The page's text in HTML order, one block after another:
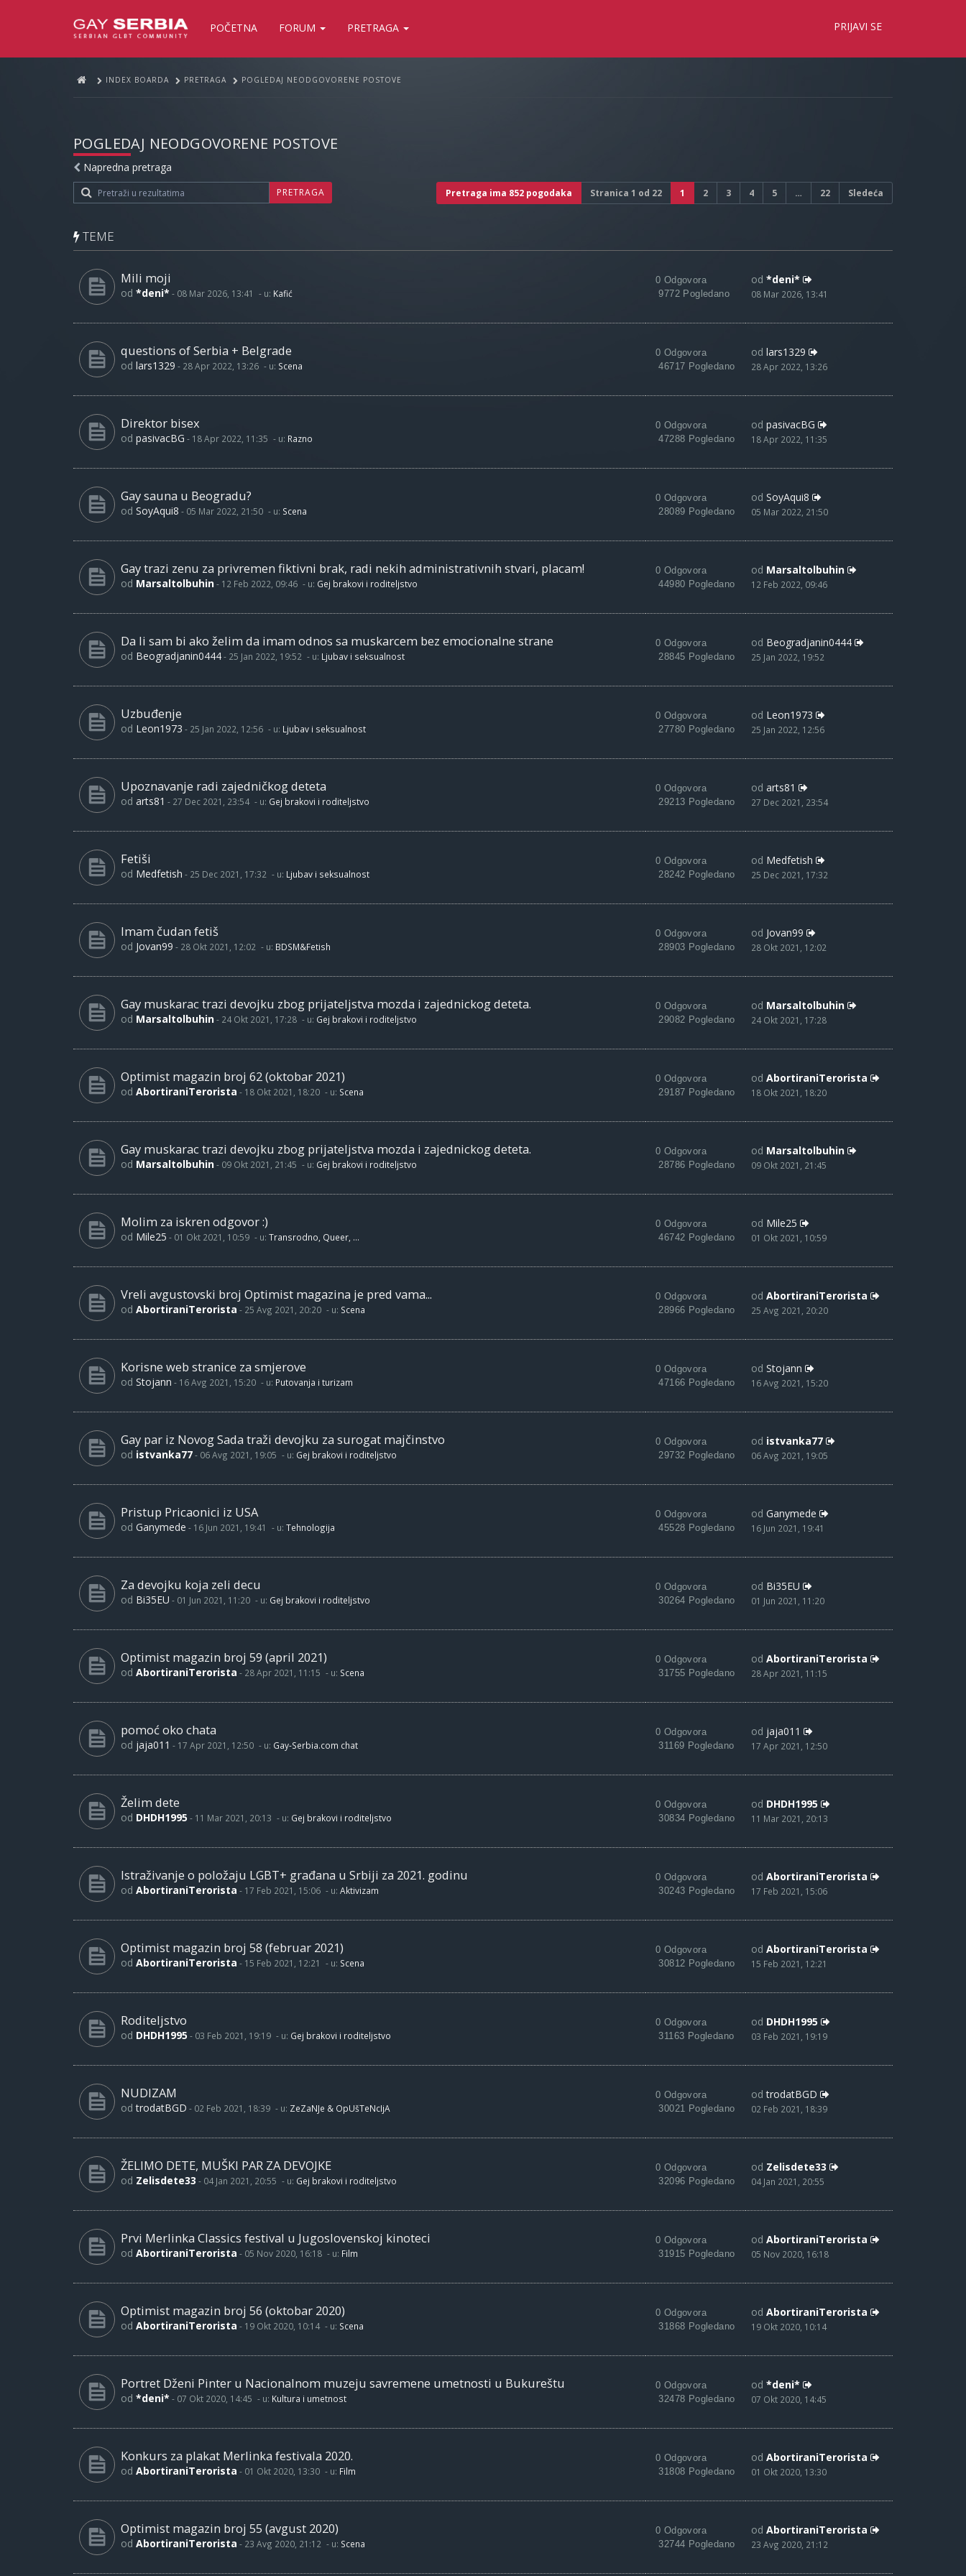
POČETNA FORUM PRETRAGA PRIJAVI SE
INDEX BOARDA PRETRAGA POGLEDAJ NEODGOVORENE POSTOVE
POGLEDAJ NEODGOVORENE POSTOVE
Napredna pretraga
PRETRAGA Pretraga ima 852 pogodaka Stranica 1 od 22 1 2 3 4 5 … 22 Sledeća
TEME
Mili moji
od *deni* - 08 Mar 2026, 13:41 - u: Kafić
0 Odgovora
9772 Pogledano
od *deni*
08 Mar 2026, 13:41
questions of Serbia + Belgrade
od lars1329 - 28 Apr 2022, 13:26 - u: Scena
0 Odgovora
46717 Pogledano
od lars1329
28 Apr 2022, 13:26
Direktor bisex
od pasivacBG - 18 Apr 2022, 11:35 - u: Razno
0 Odgovora
47288 Pogledano
od pasivacBG
18 Apr 2022, 11:35
Gay sauna u Beogradu?
od SoyAqui8 - 05 Mar 2022, 21:50 - u: Scena
0 Odgovora
28089 Pogledano
od SoyAqui8
05 Mar 2022, 21:50
Gay trazi zenu za privremen fiktivni brak, radi nekih administrativnih stvari, placam!
od Marsaltolbuhin- 12 Feb 2022, 09:46 - u: Gej brakovi i roditeljstvo
0 Odgovora
44980 Pogledano
od Marsaltolbuhin
12 Feb 2022, 09:46
Da li sam bi ako želim da imam odnos sa muskarcem bez emocionalne strane
od Beogradjanin0444- 25 Jan 2022, 19:52 - u: Ljubav i seksualnost
0 Odgovora
28845 Pogledano
od Beogradjanin0444
25 Jan 2022, 19:52
Uzbuđenje
od Leon1973 - 25 Jan 2022, 12:56 - u: Ljubav i seksualnost
0 Odgovora
27780 Pogledano
od Leon1973
25 Jan 2022, 12:56
Upoznavanje radi zajedničkog deteta
od arts81 - 27 Dec 2021, 23:54 - u: Gej brakovi i roditeljstvo
0 Odgovora
29213 Pogledano
od arts81
27 Dec 2021, 23:54
Fetiši
od Medfetish - 25 Dec 2021, 17:32 - u: Ljubav i seksualnost
0 Odgovora
28242 Pogledano
od Medfetish
25 Dec 2021, 17:32
Imam čudan fetiš
od Jovan99 - 28 Okt 2021, 12:02 - u: BDSM&Fetish
0 Odgovora
28903 Pogledano
od Jovan99
28 Okt 2021, 12:02
Gay muskarac trazi devojku zbog prijateljstva mozda i zajednickog deteta.
od Marsaltolbuhin- 24 Okt 2021, 17:28 - u: Gej brakovi i roditeljstvo
0 Odgovora
29082 Pogledano
od Marsaltolbuhin
24 Okt 2021, 17:28
Optimist magazin broj 62 (oktobar 2021)
od AbortiraniTerorista - 18 Okt 2021, 18:20 - u: Scena
0 Odgovora
29187 Pogledano
od AbortiraniTerorista
18 Okt 2021, 18:20
Gay muskarac trazi devojku zbog prijateljstva mozda i zajednickog deteta.
od Marsaltolbuhin- 09 Okt 2021, 21:45 - u: Gej brakovi i roditeljstvo
0 Odgovora
28786 Pogledano
od Marsaltolbuhin
09 Okt 2021, 21:45
Molim za iskren odgovor :)
od Mile25 - 01 Okt 2021, 10:59 - u: Transrodno, Queer, ...
0 Odgovora
46742 Pogledano
od Mile25
01 Okt 2021, 10:59
Vreli avgustovski broj Optimist magazina je pred vama...
od AbortiraniTerorista - 25 Avg 2021, 20:20 - u: Scena
0 Odgovora
28966 Pogledano
od AbortiraniTerorista
25 Avg 2021, 20:20
Korisne web stranice za smjerove
od Stojann - 16 Avg 2021, 15:20 - u: Putovanja i turizam
0 Odgovora
47166 Pogledano
od Stojann
16 Avg 2021, 15:20
Gay par iz Novog Sada traži devojku za surogat majčinstvo
od istvanka77- 06 Avg 2021, 19:05 - u: Gej brakovi i roditeljstvo
0 Odgovora
29732 Pogledano
od istvanka77
06 Avg 2021, 19:05
Pristup Pricaonici iz USA
od Ganymede - 16 Jun 2021, 19:41 - u: Tehnologija
0 Odgovora
45528 Pogledano
od Ganymede
16 Jun 2021, 19:41
Za devojku koja zeli decu
od Bi35EU - 01 Jun 2021, 11:20 - u: Gej brakovi i roditeljstvo
0 Odgovora
30264 Pogledano
od Bi35EU
01 Jun 2021, 11:20
Optimist magazin broj 59 (april 2021)
od AbortiraniTerorista - 28 Apr 2021, 11:15 - u: Scena
0 Odgovora
31755 Pogledano
od AbortiraniTerorista
28 Apr 2021, 11:15
pomoć oko chata
od jaja011 - 17 Apr 2021, 12:50 - u: Gay-Serbia.com chat
0 Odgovora
31169 Pogledano
od jaja011
17 Apr 2021, 12:50
Želim dete
od DHDH1995 - 11 Mar 2021, 20:13 - u: Gej brakovi i roditeljstvo
0 Odgovora
30834 Pogledano
od DHDH1995
11 Mar 2021, 20:13
Istraživanje o položaju LGBT+ građana u Srbiji za 2021. godinu
od AbortiraniTerorista - 17 Feb 2021, 15:06 - u: Aktivizam
0 Odgovora
30243 Pogledano
od AbortiraniTerorista
17 Feb 2021, 15:06
Optimist magazin broj 58 (februar 2021)
od AbortiraniTerorista - 15 Feb 2021, 12:21 - u: Scena
0 Odgovora
30812 Pogledano
od AbortiraniTerorista
15 Feb 2021, 12:21
Roditeljstvo
od DHDH1995 - 03 Feb 2021, 19:19 - u: Gej brakovi i roditeljstvo
0 Odgovora
31163 Pogledano
od DHDH1995
03 Feb 2021, 19:19
NUDIZAM
odtrodatBGD - 02 Feb 2021, 18:39 - u: ZeZaNJe & OpUšTeNcIjA
0 Odgovora
30021 Pogledano
odtrodatBGD
02 Feb 2021, 18:39
ŽELIMO DETE, MUŠKI PAR ZA DEVOJKE
od Zelisdete33 - 04 Jan 2021, 20:55 - u: Gej brakovi i roditeljstvo
0 Odgovora
32096 Pogledano
od Zelisdete33
04 Jan 2021, 20:55
Prvi Merlinka Classics festival u Jugoslovenskoj kinoteci
od AbortiraniTerorista - 05 Nov 2020, 16:18 - u: Film
0 Odgovora
31915 Pogledano
od AbortiraniTerorista
05 Nov 2020, 16:18
Optimist magazin broj 56 (oktobar 2020)
od AbortiraniTerorista - 19 Okt 2020, 10:14 - u: Scena
0 Odgovora
31868 Pogledano
od AbortiraniTerorista
19 Okt 2020, 10:14
Portret Dženi Pinter u Nacionalnom muzeju savremene umetnosti u Bukureštu
od *deni* - 07 Okt 2020, 14:45 - u: Kultura i umetnost
0 Odgovora
32478 Pogledano
od *deni*
07 Okt 2020, 14:45
Konkurs za plakat Merlinka festivala 2020.
od AbortiraniTerorista - 01 Okt 2020, 13:30 - u: Film
0 Odgovora
31808 Pogledano
od AbortiraniTerorista
01 Okt 2020, 13:30
Optimist magazin broj 55 (avgust 2020)
od AbortiraniTerorista - 23 Avg 2020, 21:12 - u: Scena
0 Odgovora
32744 Pogledano
od AbortiraniTerorista
23 Avg 2020, 21:12